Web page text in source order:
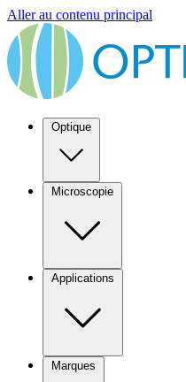
Aller au contenu principal
Optique
Microscopie
Applications
Marques